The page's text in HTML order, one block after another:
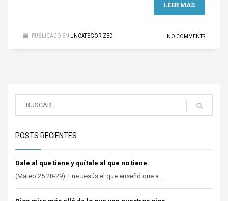
LEER MÁS
PUBLICADO EN UNCATEGORIZED NO COMMENTS
POSTS RECIENTES
Dale al que tiene y quítale al que no tiene.
(Mateo 25:28-29). Fue Jesús el que enseñó que a...